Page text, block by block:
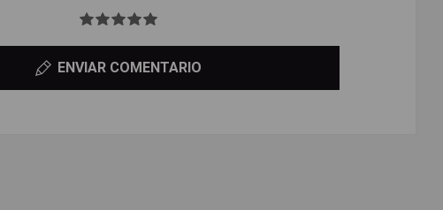
ENVIAR COMENTARIO